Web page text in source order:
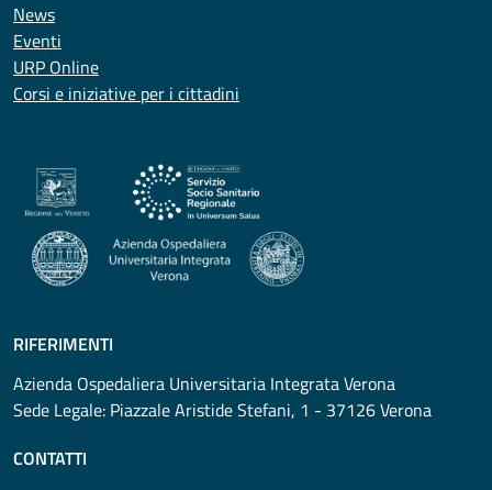
News
Eventi
URP Online
Corsi e iniziative per i cittadini
RIFERIMENTI
Azienda Ospedaliera Universitaria Integrata Verona
Sede Legale: Piazzale Aristide Stefani, 1 - 37126 Verona
CONTATTI